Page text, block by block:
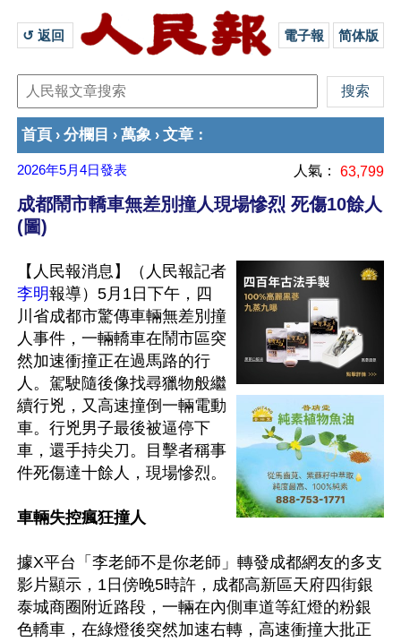
↺ 返回 電子報 简体版
首頁 › 分欄目 › 萬象 › 文章 ：
2026年5月4日發表 人氣： 63,799
成都鬧市轎車無差別撞人現場慘烈 死傷10餘人
(圖)
【人民報消息】（人民報記者
李明報導）5月1日下午，四
川省成都市驚傳車輛無差別撞
人事件，一輛轎車在鬧市區突
然加速衝撞正在過馬路的行
人。駕駛隨後像找尋獵物般繼
續行兇，又高速撞倒一輛電動
車。行兇男子最後被逼停下
車，還手持尖刀。目擊者稱事
件死傷達十餘人，現場慘烈。
車輛失控瘋狂撞人
據X平台「李老師不是你老師」轉發成都網友的多支
影片顯示，1日傍晚5時許，成都高新區天府四街銀
泰城商圈附近路段，一輛在內側車道等紅燈的粉銀
色轎車，在綠燈後突然加速右轉，高速衝撞大批正